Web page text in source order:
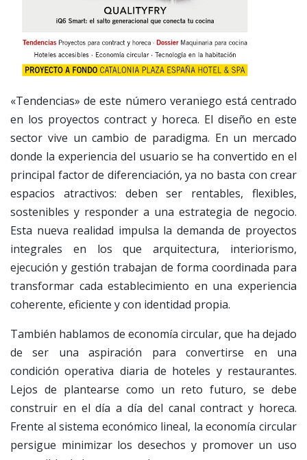
«Tendencias» de este número veraniego está centrado
en los proyectos contract y horeca. El diseño en este
sector vive un cambio de paradigma. En un mercado
donde la experiencia del usuario se ha convertido en el
principal factor de diferenciación, ya no basta con crear
espacios atractivos: deben ser rentables, flexibles,
sostenibles y responder a una estrategia de negocio.
Esta nueva realidad impulsa la demanda de proyectos
integrales en los que arquitectura, interiorismo,
ejecución y gestión trabajan de forma coordinada para
transformar cada establecimiento en una experiencia
coherente, eficiente y con identidad propia.
También hablamos de economía circular, que ha dejado
de ser una aspiración para convertirse en una
condición operativa diaria de hoteles y restaurantes.
Lejos de plantearse como un reto futuro, se debe
construir en el día a día del canal contract y horeca.
Frente al sistema económico lineal, la economía circular
persigue minimizar los desechos y promover un uso